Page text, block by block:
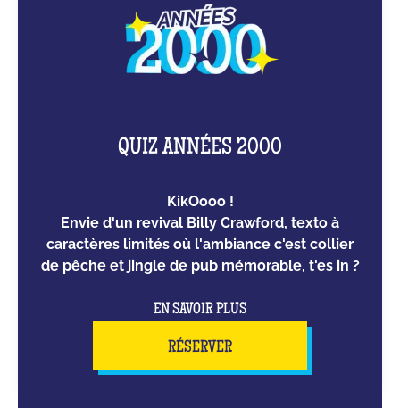
QUIZ ANNÉES 2000
KikOooo !
Envie d'un revival Billy Crawford, texto à
caractères limités où l'ambiance c'est collier
de pêche et jingle de pub mémorable, t'es in ?
EN SAVOIR PLUS
RÉSERVER